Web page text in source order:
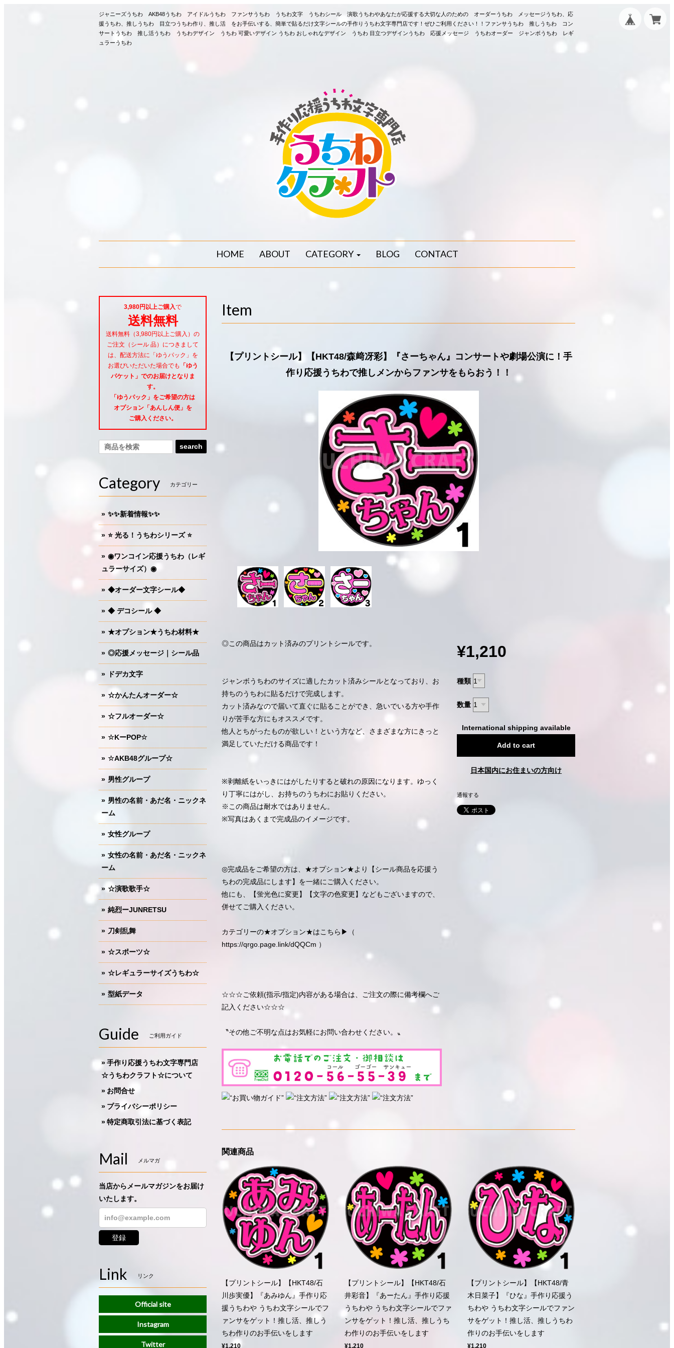
ジャニーズうちわ AKB48うちわ アイドルうちわ ファンサうちわ うちわ文字 うちわシール 演歌うちわやあなたが応援する大切な人のための オーダーうちわ メッセージうちわ、応
援うちわ、推しうちわ 目立つうちわ作り、推し活 をお手伝いする、簡単で貼るだけ文字シールの手作りうちわ文字専門店です！ぜひご利用ください！！ファンサうちわ 推しうちわ コン
サートうちわ 推し活うちわ うちわデザイン うちわ 可愛いデザイン うちわ おしゃれなデザイン うちわ 目立つデザインうちわ 応援メッセージ うちわオーダー ジャンボうちわ レギ
ュラーうちわ
HOME ABOUT CATEGORY BLOG CONTACT
Item
【プリントシール】【HKT48/森﨑冴彩】『さーちゃん』コンサートや劇場公演に！手
作り応援うちわで推しメンからファンサをもらおう！！
◎この商品はカット済みのプリントシールです。
ジャンボうちわのサイズに適したカット済みシールとなっており、お
持ちのうちわに貼るだけで完成します。
カット済みなので届いて直ぐに貼ることができ、急いでいる方や手作
りが苦手な方にもオススメです。
他人とちがったものが欲しい！という方など、さまざまな方にきっと
満足していただける商品です！
※剥離紙をいっきにはがしたりすると破れの原因になります。ゆっく
り丁寧にはがし、お持ちのうちわにお貼りください。
※この商品は耐水ではありません。
※写真はあくまで完成品のイメージです。
◎完成品をご希望の方は、★オプション★より【シール商品を応援う
ちわの完成品にします】を一緒にご購入ください。
他にも、【蛍光色に変更】【文字の色変更】などもございますので、
併せてご購入ください。
カテゴリーの★オプション★はこちら▶︎（
https://qrgo.page.link/dQQCm ）
☆☆☆ご依頼(指示/指定)内容がある場合は、ご注文の際に備考欄へご
記入ください☆☆☆
〝その他ご不明な点はお気軽にお問い合わせください。〟
¥1,210
種類
数量
International shipping available
Add to cart
日本国内にお住まいの方向け
通報する
関連商品
【プリントシール】【HKT48/石
川歩実優】『あみゆん』手作り応
援うちわや うちわ文字シールでフ
ァンサをゲット！推し活、推しう
ちわ作りのお手伝いをします
¥1,210
【プリントシール】【HKT48/石
井彩音】『あーたん』手作り応援
うちわや うちわ文字シールでファ
ンサをゲット！推し活、推しうち
わ作りのお手伝いをします
¥1,210
【プリントシール】【HKT48/青
木日菜子】『ひな』手作り応援う
ちわや うちわ文字シールでファン
サをゲット！推し活、推しうちわ
作りのお手伝いをします
¥1,210
3,980円以上ご購入で
送料無料
送料無料（3,980円以上ご購入）の
ご注文（シール 品）につきまして
は、配送方法に「ゆうパック」を
お選びいただいた場合でも
「ゆう
パケット」でのお届けとなりま
す。
「ゆうパック」をご希望の方は
オプション「あんしん便」 を
ご購入ください。
search
Category カテゴリー
✨✨新着情報✨✨
⭐️ 光る！うちわシリーズ ⭐️
◉ワンコイン応援うちわ（レギ
ュラーサイズ）◉
◆オーダー文字シール◆
◆ デコシール ◆
★オプション★うちわ材料★
◎応援メッセージ｜シール品
ドデカ文字
☆かんたんオーダー☆
☆フルオーダー☆
☆KーPOP☆
☆AKB48グループ☆
男性グループ
男性の名前・あだ名・ニックネ
ーム
女性グループ
女性の名前・あだ名・ニックネ
ーム
☆演歌歌手☆
純烈ーJUNRETSU
刀剣乱舞
☆スポーツ☆
☆レギュラーサイズうちわ☆
型紙データ
Guide ご利用ガイド
手作り応援うちわ文字専門店
☆うちわクラフト☆について
お問合せ
プライバシーポリシー
特定商取引法に基づく表記
Mail メルマガ
当店からメールマガジンをお届け
いたします。
登録
Link リンク
Official site
Instagram
Twitter